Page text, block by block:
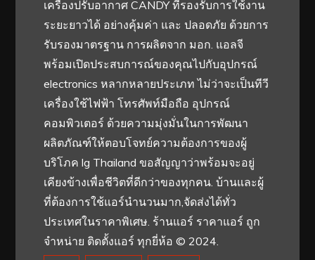
เครื่องปรับอากาศ CANDY ที่รองรับการใช้งาน
ระยะยาวได้ อย่างคุ้มค่า และ ปลอดภัย ด้วยการ
รับรองมาตรฐาน การผลิตจาก มอก. แอลจี
พร้อมเปิดประสบการณ์ของคุณไปกับอุปกรณ์
electronics หลากหลายประเภท ไม่ว่าจะเป็นทีวี
เครื่องใช้ไฟฟ้า โทรศัพท์มือถือ อุปกรณ์
คอมพิวเตอร์ ด้วยความมุ่งมั่นในการพัฒนา
ผลิตภัณฑ์ให้ตอบโจทย์ความต้องการของผู้
บริโภค lg Thailand ขอสัญญาว่าพร้อมจะอยู่
เคียงข้างเพื่อชีวิตที่ดีกว่าของทุกคน. บ้านและผู้
ที่ต้องการใช้แอร์นำนวนมาก,จัดส่งได้ทั่ว
ประเทศในราคาพิเศษ. ร้านแอร์ ราคาแอร์ ถูก
จำหน่าย ติดตั้งแอร์ ทุกยี่ห้อ © 2024.